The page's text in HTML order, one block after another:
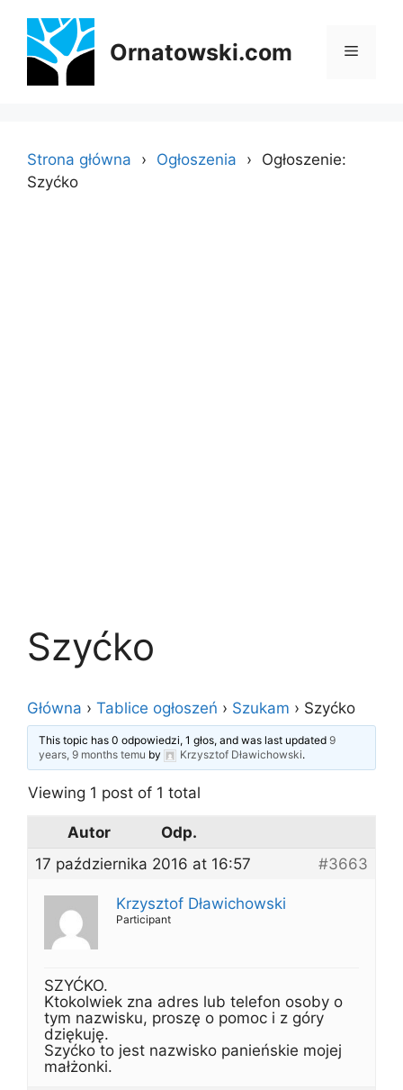
treści
Ornatowski.com Menu
Strona główna Ogłoszenia
Ogłoszenie:
Szyćko
Szyćko
Główna › Tablice ogłoszeń › Szukam › Szyćko
This topic has 0 odpowiedzi, 1 głos, and was last updated9
years, 9 months temu by Krzysztof Dławichowski.
Viewing 1 post of 1 total
Autor
Odp.
17 października 2016 at 16:57
#3663
Krzysztof Dławichowski
Participant
SZYĆKO.
Ktokolwiek zna adres lub telefon osoby o
tym nazwisku, proszę o pomoc i z góry
dziękuję.
Szyćko to jest nazwisko panieńskie mojej
małżonki.